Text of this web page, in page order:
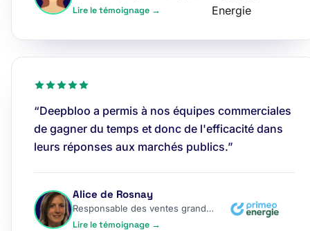
Lire le témoignage →
“Deepbloo a permis à nos équipes commerciales
de gagner du temps et donc de l'efficacité dans
leurs réponses aux marchés publics.”
Alice de Rosnay
Responsable des ventes grands comptes
Lire le témoignage →